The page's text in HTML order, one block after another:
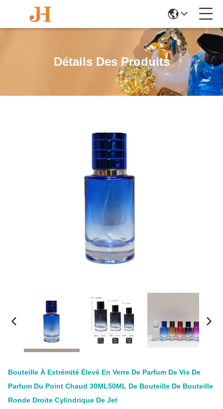
Détails Des Produits
Bouteille À Extrémité Élevé En Verre De Parfum De Vis De
Parfum Du Point Chaud 30ML50ML De Bouteille De Bouteille
Ronde Droite Cylindrique De Jet